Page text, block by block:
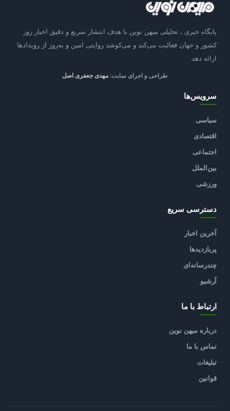
پایگاه خبری ـ تحلیلی میهن نوین با هدف انتشار سریع و دقیق اخبار روز
کشور و جهان فعالیت می‌کند و می‌کوشد روایتی امین و به‌روز از رویدادها
ارائه دهد.
طراحی و اجرای سایت: مهدی جعفری اصل
سرویس‌ها
سیاسی
اقتصادی
اجتماعی
بین‌الملل
ورزشی
دسترسی سریع
آخرین اخبار
پربازدیدها
چندرسانه‌ای
آرشیو
ارتباط با ما
درباره میهن نوین
تماس با ما
تبلیغات
قوانین